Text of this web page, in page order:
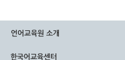
언어교육원 소개
한국어교육센터